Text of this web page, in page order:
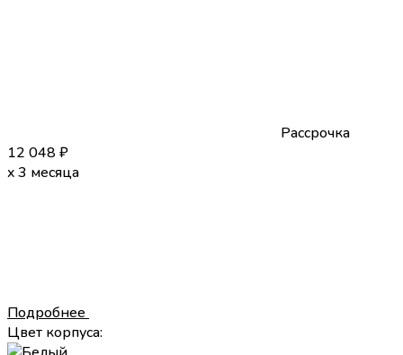
Рассрочка
12 048 ₽
x 3 месяца
Подробнее
Цвет корпуса: